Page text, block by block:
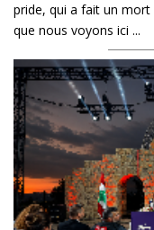
pride, qui a fait un
que nous voyons ici ...